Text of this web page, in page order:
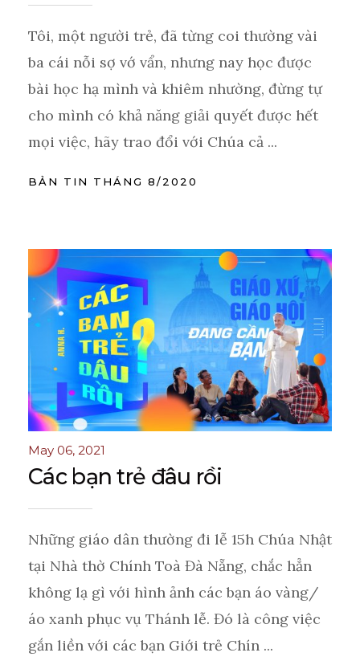
Tôi, một người trẻ, đã từng coi thường vài
ba cái nỗi sợ vớ vẩn, nhưng nay học được
bài học hạ mình và khiêm nhường, đừng tự
cho mình có khả năng giải quyết được hết
mọi việc, hãy trao đổi với Chúa cả ...
BẢN TIN THÁNG 8/2020
May 06, 2021
Các bạn trẻ đâu rồi
Những giáo dân thường đi lễ 15h Chúa Nhật
tại Nhà thờ Chính Toà Đà Nẵng, chắc hẳn
không lạ gì với hình ảnh các bạn áo vàng/
áo xanh phục vụ Thánh lễ. Đó là công việc
gắn liền với các bạn Giới trẻ Chín ...